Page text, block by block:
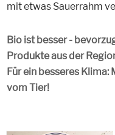
mit etwas Sauerrahm
Bio ist besser -
Produkte aus der
Für ein besseres Klima:
vom Tier!